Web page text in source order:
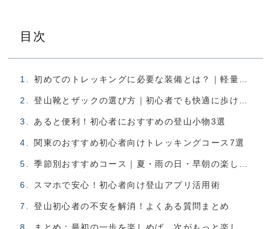
目次
あると便利！初心者におすすめの登山小物3選
関東のおすすめ初心者向けトレッキングコース7選
スマホで安心！初心者向け登山アプリ活用術
登山初心者の不安を解消！よくある質問まとめ